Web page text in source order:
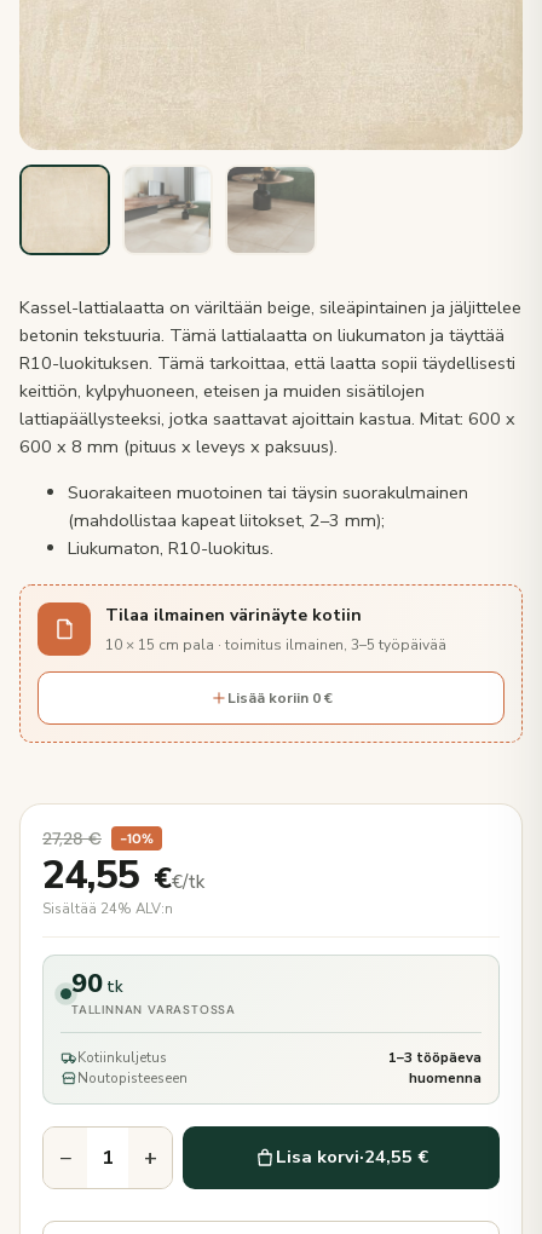
Kassel-lattialaatta on väriltään beige, sileäpintainen ja jäljittelee
betonin tekstuuria. Tämä lattialaatta on liukumaton ja täyttää
R10-luokituksen. Tämä tarkoittaa, että laatta sopii täydellisesti
keittiön, kylpyhuoneen, eteisen ja muiden sisätilojen
lattiapäällysteeksi, jotka saattavat ajoittain kastua. Mitat: 600 x
600 x 8 mm (pituus x leveys x paksuus).
Suorakaiteen muotoinen tai täysin suorakulmainen
(mahdollistaa kapeat liitokset, 2–3 mm);
Liukumaton, R10-luokitus.
Tilaa ilmainen värinäyte kotiin
10 × 15 cm pala · toimitus ilmainen, 3–5 työpäivää
Lisää koriin 0 €
27,28€ −10%
24,55 €€/tk
Sisältää 24% ALV:n
90 tk
TALLINNAN VARASTOSSA
Kotiinkuljetus
1–3 tööpäeva
Noutopisteeseen
huomenna
− + Lisa korvi·24,55 €